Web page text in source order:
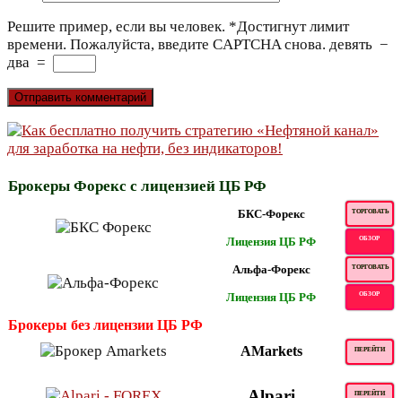
Решите пример, если вы человек. *Достигнут лимит
времени. Пожалуйста, введите CAPTCHA снова. девять −
два =
Брокеры Форекс с лицензией ЦБ РФ
БКС-Форекс ТОРГОВАТЬ
Лицензия ЦБ РФ ОБЗОР
Альфа-Форекс ТОРГОВАТЬ
Лицензия ЦБ РФ ОБЗОР
Брокеры без лицензии ЦБ РФ
AMarkets
ПЕРЕЙТИ
ПЕРЕЙТИ